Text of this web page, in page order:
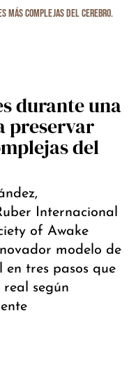
durante una
preservar
del
Internacional
of Awake
modelo de
tres pasos que
según